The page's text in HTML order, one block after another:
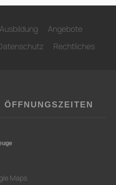
Angebote
Rechtliches
ÖFFNUNGSZEITEN
Maps